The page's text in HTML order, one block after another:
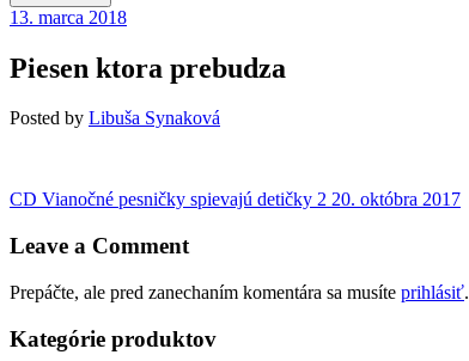
13. marca 2018
Piesen ktora prebudza
Posted by Libuša Synaková
Navigácia
v
CD Vianočné pesničky spievajú detičky 2 Previous
20. októbra 2017
Leave a Comment
Prepáčte, ale pred zanechaním komentára sa musíte prihlásiť.
Kategórie produktov